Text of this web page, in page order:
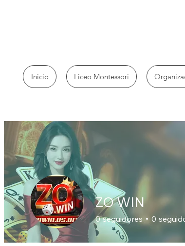
Inicio Liceo Montessori
ZO WIN
0 seguidores 0